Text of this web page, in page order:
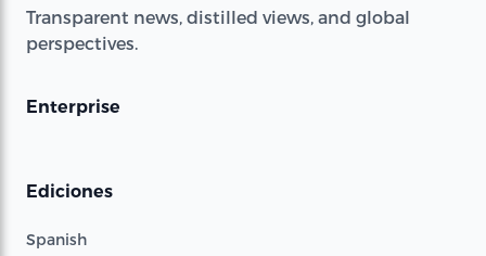
Transparent news, distilled views, and global
perspectives.
Enterprise
Ediciones
Spanish